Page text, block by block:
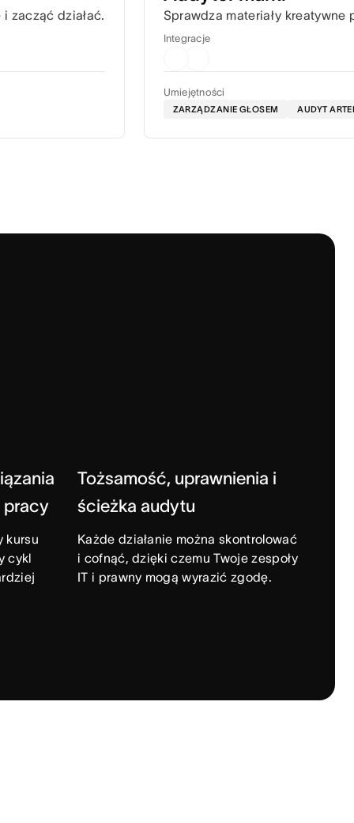
zacząć działać. Sprawdza materiały
Umiejętności
ZARZĄDZANIE GŁOSEM AUDYT
Integracje
pracy
kursu
cykl
Tożsamość, uprawnienia i
ścieżka audytu
Każde działanie można skontrolować
i cofnąć, dzięki czemu Twoje zespoły
IT i prawny mogą wyrazić zgodę.